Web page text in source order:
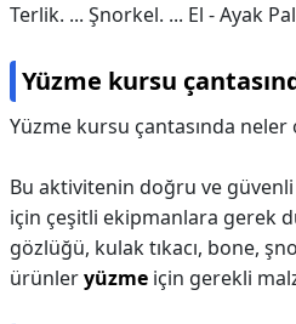
Terlik. ... Şnorkel. ... El - Ayak
Yüzme kursu
Yüzme kursu çantasında neler
Bu aktivitenin doğru ve
için çeşitli ekipmanlara gerek
gözlüğü, kulak tıkacı, bone,
ürünleryüzme için gerekli